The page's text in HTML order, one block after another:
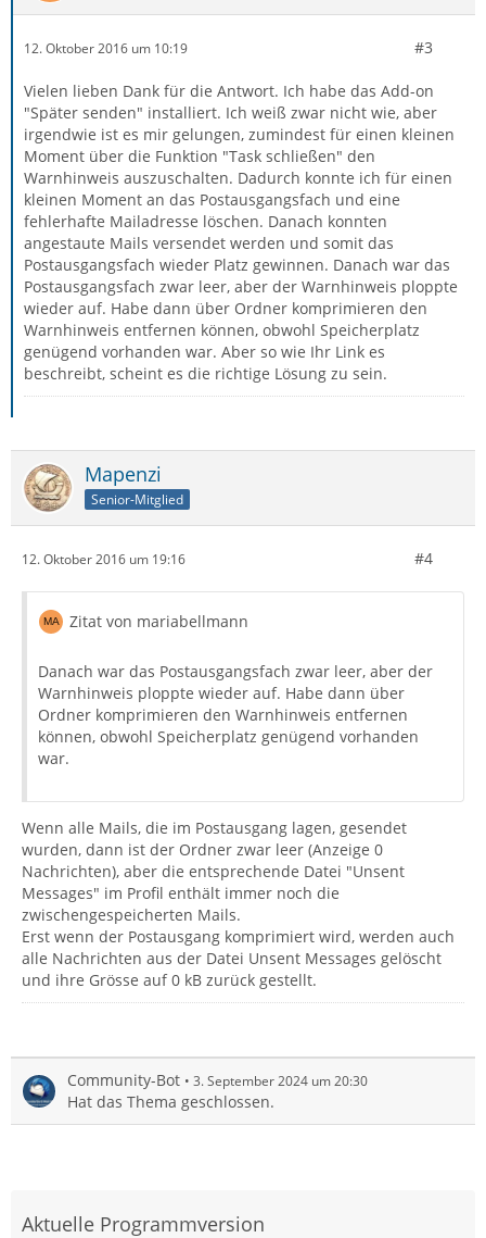
12. Oktober 2016 um 10:19 #3
Vielen lieben Dank für die Antwort. Ich habe das Add-on
"Später senden" installiert. Ich weiß zwar nicht wie, aber
irgendwie ist es mir gelungen, zumindest für einen kleinen
Moment über die Funktion "Task schließen" den
Warnhinweis auszuschalten. Dadurch konnte ich für einen
kleinen Moment an das Postausgangsfach und eine
fehlerhafte Mailadresse löschen. Danach konnten
angestaute Mails versendet werden und somit das
Postausgangsfach wieder Platz gewinnen. Danach war das
Postausgangsfach zwar leer, aber der Warnhinweis ploppte
wieder auf. Habe dann über Ordner komprimieren den
Warnhinweis entfernen können, obwohl Speicherplatz
genügend vorhanden war. Aber so wie Ihr Link es
beschreibt, scheint es die richtige Lösung zu sein.
Mapenzi
Senior-Mitglied
12. Oktober 2016 um 19:16 #4
Zitat von mariabellmann
Danach war das Postausgangsfach zwar leer, aber der
Warnhinweis ploppte wieder auf. Habe dann über
Ordner komprimieren den Warnhinweis entfernen
können, obwohl Speicherplatz genügend vorhanden
war.
Wenn alle Mails, die im Postausgang lagen, gesendet
wurden, dann ist der Ordner zwar leer (Anzeige 0
Nachrichten), aber die entsprechende Datei "Unsent
Messages" im Profil enthält immer noch die
zwischengespeicherten Mails.
Erst wenn der Postausgang komprimiert wird, werden auch
alle Nachrichten aus der Datei Unsent Messages gelöscht
und ihre Grösse auf 0 kB zurück gestellt.
Community-Bot 3. September 2024 um 20:30
Hat das Thema geschlossen.
Aktuelle Programmversion